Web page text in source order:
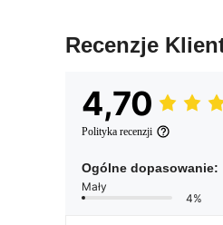
Recenzje
4,70
Polityka recenzji
Ogólne dopasowanie:
Mały
4%